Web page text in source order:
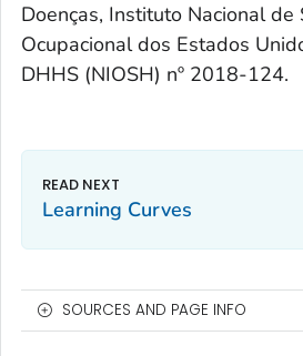
Doenças, Instituto Nacional de
Ocupacional dos Estados
DHHS (NIOSH) nº 2018-124.
Learning Curves
SOURCES AND PAGE INFO